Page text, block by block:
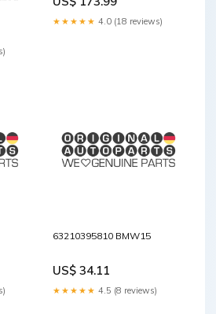
★★★★★ 4.0 (18 reviews)
63210395810 BMW15
US$ 34.11
★★★★★ 4.5 (8 reviews)